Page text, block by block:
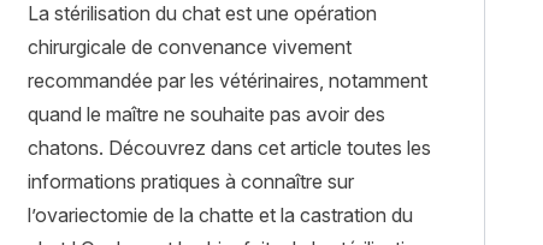
La stérilisation du chat est une opération
chirurgicale de convenance vivement
recommandée par les vétérinaires, notamment
quand le maître ne souhaite pas avoir des
chatons. Découvrez dans cet article toutes les
informations pratiques à connaître sur
l’ovariectomie de la chatte et la castration du